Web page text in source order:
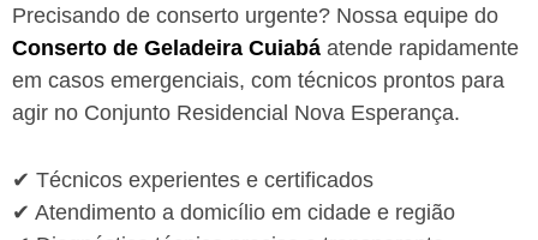
Precisando de conserto urgente? Nossa equipe do
Conserto de Geladeira Cuiabá atende rapidamente
em casos emergenciais, com técnicos prontos para
agir no Conjunto Residencial Nova Esperança.
✔ Técnicos experientes e certificados
✔ Atendimento a domicílio em cidade e região